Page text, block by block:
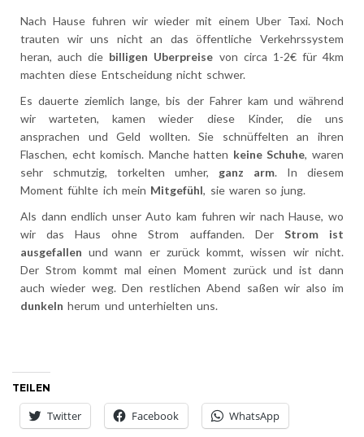
Nach Hause fuhren wir wieder mit einem Uber Taxi. Noch
trauten wir uns nicht an das öffentliche Verkehrssystem
heran, auch die billigen Uberpreise von circa 1-2€ für 4km
machten diese Entscheidung nicht schwer.
Es dauerte ziemlich lange, bis der Fahrer kam und während
wir warteten, kamen wieder diese Kinder, die uns
ansprachen und Geld wollten. Sie schnüffelten an ihren
Flaschen, echt komisch. Manche hatten keine Schuhe, waren
sehr schmutzig, torkelten umher, ganz arm. In diesem
Moment fühlte ich mein Mitgefühl, sie waren so jung.
Als dann endlich unser Auto kam fuhren wir nach Hause, wo
wir das Haus ohne Strom auffanden. Der Strom ist
ausgefallen und wann er zurück kommt, wissen wir nicht.
Der Strom kommt mal einen Moment zurück und ist dann
auch wieder weg. Den restlichen Abend saßen wir also im
dunkeln herum und unterhielten uns.
TEILEN
Twitter Facebook WhatsApp